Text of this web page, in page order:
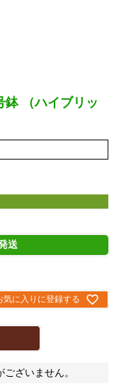
鉢 （ハイブリッ
送
気に入りに登録する
ざいません。